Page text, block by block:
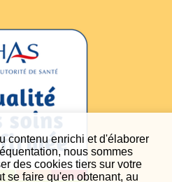
contenu enrichi et d'élaborer
nous sommes
des cookies tiers sur votre
se faire qu'en obtenant, au